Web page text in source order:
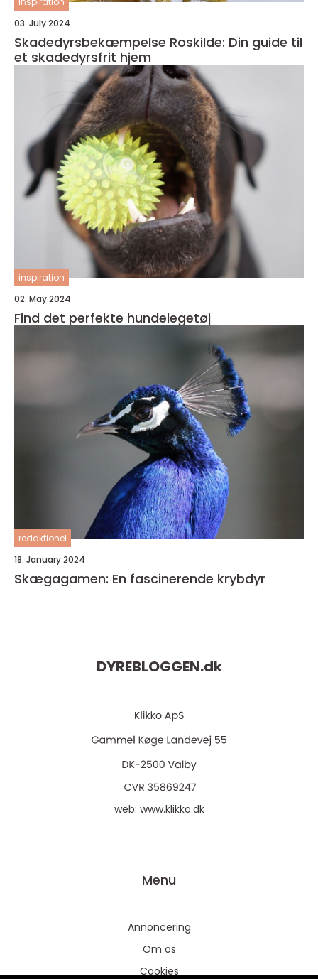
03. July 2024
Skadedyrsbekæmpelse Roskilde: Din guide til
et skadedyrsfrit hjem
inspiration
02. May 2024
Find det perfekte hundelegetøj
redaktionel
18. January 2024
Skægagamen: En fascinerende krybdyr
DYREBLOGGEN.dk
web: www.klikko.dk
Menu
Annoncering
Om os
Cookies